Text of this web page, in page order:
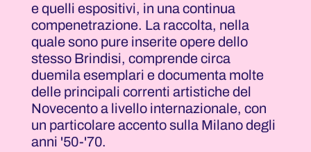
e quelli espositivi, in una continua
compenetrazione. La raccolta, nella
quale sono pure inserite opere dello
stesso Brindisi, comprende circa
duemila esemplari e documenta molte
delle principali correnti artistiche del
Novecento a livello internazionale, con
un particolare accento sulla Milano degli
anni '50-'70.